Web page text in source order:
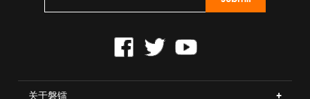
关于磐镭